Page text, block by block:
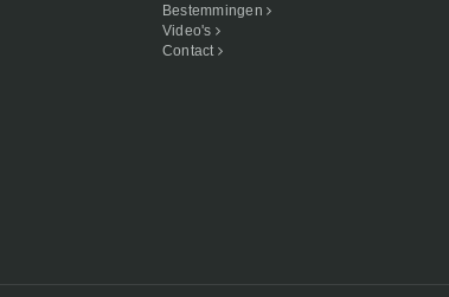
Bestemmingen
Video's
Contact